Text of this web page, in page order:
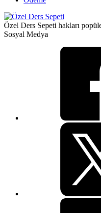
Özel Ders Sepeti hakları
Sosyal Medya